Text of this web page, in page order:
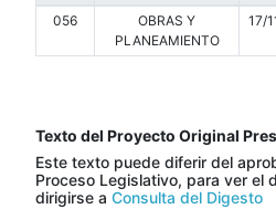
056
OBRAS Y
PLANEAMIENTO
17/
Texto del Proyecto Original
Este texto puede diferir del
Proceso Legislativo, para ver el
dirigirse a Consulta del Digesto